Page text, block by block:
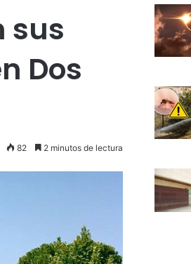
sus
Dos
82 2 minutos de lectura